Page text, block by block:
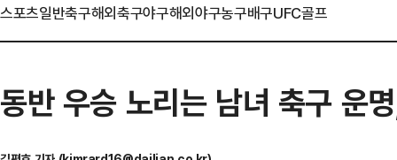
스포츠일반축구해외축구야구해외야구농구배구UFC골프
동반 우승 노리는 남녀 축구 운